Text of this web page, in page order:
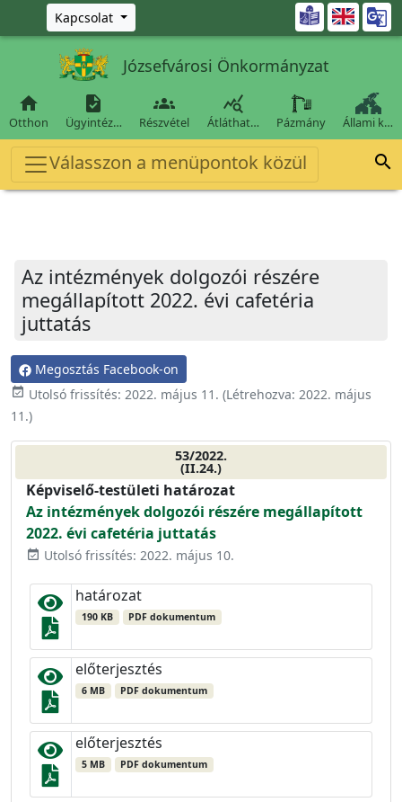
Ugrás a fő tartalomra
Kapcsolat 
Józsefvárosi Önkormányzat

Otthon

Ügyintéz…

Részvétel

Átláthat… Pázmány Állami k…
Válasszon a menüpontok közül 
Az intézmények dolgozói részére
megállapított 2022. évi cafetéria
juttatás
Megosztás Facebook-on
event_available Utolsó frissítés: 2022. május 11. (Létrehozva: 2022. május
11.)
53/2022.
(II.24.)
Képviselő-testületi határozat
Az intézmények dolgozói részére megállapított
2022. évi cafetéria juttatás
event_available Utolsó frissítés: 2022. május 10.
határozat
190 KB PDF dokumentum
előterjesztés
6 MB PDF dokumentum
előterjesztés
5 MB PDF dokumentum